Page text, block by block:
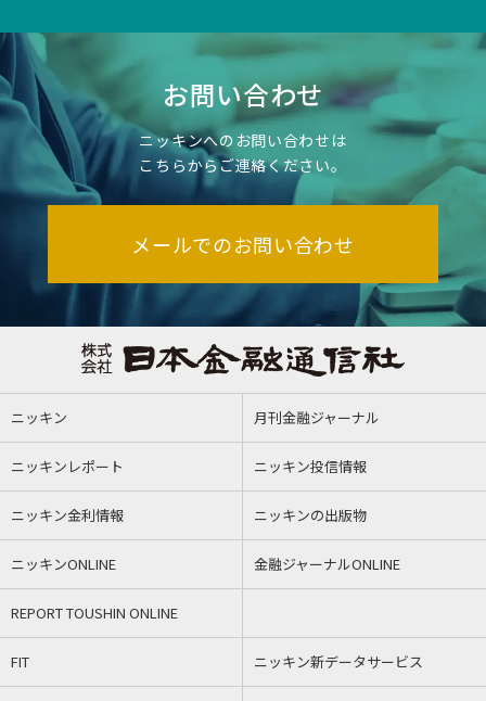
お問い合わせ
ニッキンへのお問い合わせは
こちらからご連絡ください。
メールでのお問い合わせ
ニッキン 月刊金融ジャーナル
ニッキンレポート ニッキン投信情報
ニッキン金利情報 ニッキンの出版物
ニッキンONLINE 金融ジャーナルONLINE
REPORT TOUSHIN ONLINE
FIT ニッキン新データサービス